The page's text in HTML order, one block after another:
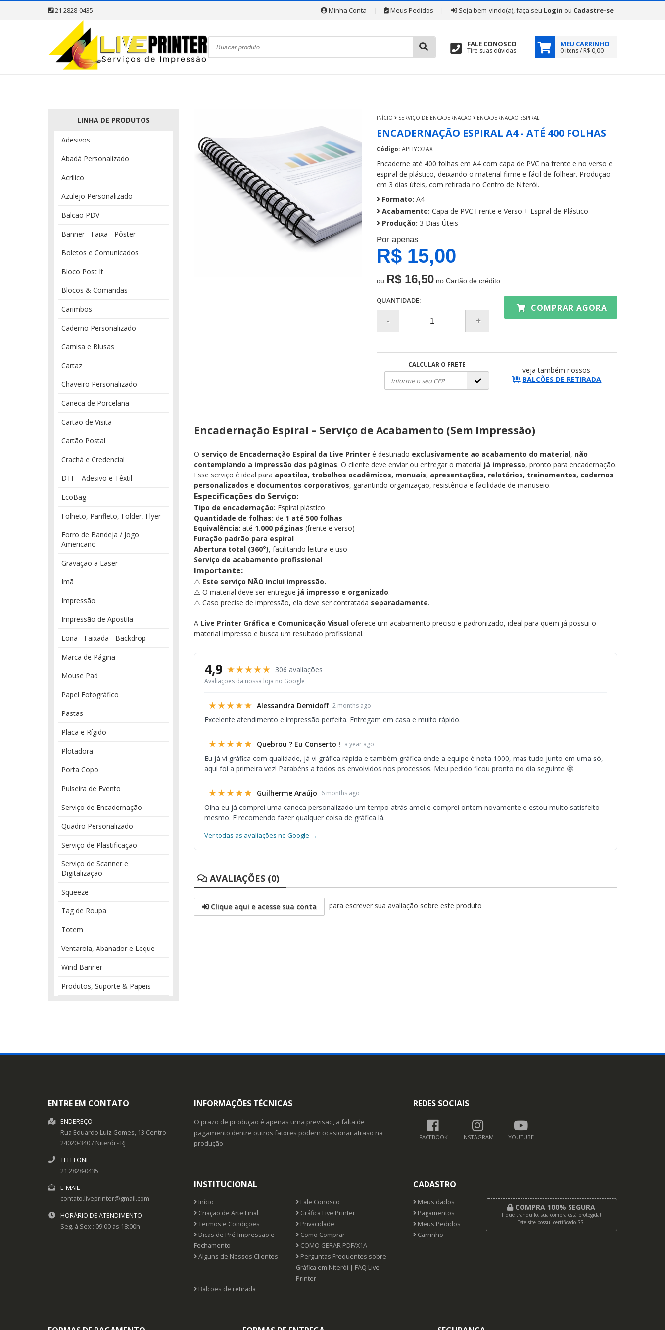
21 2828-0435 Minha Conta Meus Pedidos Seja bem-vindo(a), faça seu Login ou Cadastre-se
FALE CONOSCO
Tire suas dúvidas
MEU CARRINHO
0 itens / R$ 0,00
LINHA DE PRODUTOS
Adesivos
Abadá Personalizado
Acrílico
Azulejo Personalizado
Balcão PDV
Banner - Faixa - Pôster
Boletos e Comunicados
Bloco Post It
Blocos & Comandas
Carimbos
Caderno Personalizado
Camisa e Blusas
Cartaz
Chaveiro Personalizado
Caneca de Porcelana
Cartão de Visita
Cartão Postal
Crachá e Credencial
DTF - Adesivo e Têxtil
EcoBag
Folheto, Panfleto, Folder, Flyer
Forro de Bandeja / Jogo
Americano
Gravação a Laser
Imã
Impressão
Impressão de Apostila
Lona - Faixada - Backdrop
Marca de Página
Mouse Pad
Papel Fotográfico
Pastas
Placa e Rígido
Plotadora
Porta Copo
Pulseira de Evento
Serviço de Encadernação
Quadro Personalizado
Serviço de Plastificação
Serviço de Scanner e
Digitalização
Squeeze
Tag de Roupa
Totem
Ventarola, Abanador e Leque
Wind Banner
Produtos, Suporte & Papeis
INÍCIO SERVIÇO DE ENCADERNAÇÃO ENCADERNAÇÃO ESPIRAL
ENCADERNAÇÃO ESPIRAL A4 - ATÉ 400 FOLHAS
Código: APHYO2AX
Encaderne até 400 folhas em A4 com capa de PVC na frente e no verso e
espiral de plástico, deixando o material firme e fácil de folhear. Produção
em 3 dias úteis, com retirada no Centro de Niterói.
Formato: A4
Acabamento: Capa de PVC Frente e Verso + Espiral de Plástico
Produção: 3 Dias Úteis
Por apenas
R$ 15,00
ou R$ 16,50 no Cartão de crédito
QUANTIDADE:
COMPRAR AGORA
CALCULAR O FRETE
veja também nossos
BALCÕES DE RETIRADA
Encadernação Espiral – Serviço de Acabamento (Sem Impressão)
O serviço de Encadernação Espiral da Live Printer é destinado exclusivamente ao acabamento do material, não
contemplando a impressão das páginas. O cliente deve enviar ou entregar o material já impresso, pronto para encadernação.
Esse serviço é ideal para apostilas, trabalhos acadêmicos, manuais, apresentações, relatórios, treinamentos, cadernos
personalizados e documentos corporativos, garantindo organização, resistência e facilidade de manuseio.
Especificações do Serviço:
Tipo de encadernação: Espiral plástico
Quantidade de folhas: de 1 até 500 folhas
Equivalência: até 1.000 páginas (frente e verso)
Furação padrão para espiral
Abertura total (360°), facilitando leitura e uso
Serviço de acabamento profissional
Importante:
⚠️ Este serviço NÃO inclui impressão.
⚠️ O material deve ser entregue já impresso e organizado.
⚠️ Caso precise de impressão, ela deve ser contratada separadamente.
A Live Printer Gráfica e Comunicação Visual oferece um acabamento preciso e padronizado, ideal para quem já possui o
material impresso e busca um resultado profissional.
4,9 ★★★★★ 306 avaliações
Avaliações da nossa loja no Google
★★★★★ Alessandra Demidoff 2 months ago
Excelente atendimento e impressão perfeita. Entregam em casa e muito rápido.
★★★★★ Quebrou ? Eu Conserto ! a year ago
Eu já vi gráfica com qualidade, já vi gráfica rápida e também gráfica onde a equipe é nota 1000, mas tudo junto em uma só,
aqui foi a primeira vez! Parabéns a todos os envolvidos nos processos. Meu pedido ficou pronto no dia seguinte 🤩
★★★★★ Guilherme Araújo 6 months ago
Olha eu já comprei uma caneca personalizado um tempo atrás amei e comprei ontem novamente e estou muito satisfeito
mesmo. E recomendo fazer qualquer coisa de gráfica lá.
Ver todas as avaliações no Google →
AVALIAÇÕES (0)
Clique aqui e acesse sua conta para escrever sua avaliação sobre este produto
ENTRE EM CONTATO
ENDEREÇO
Rua Eduardo Luiz Gomes, 13 Centro
24020-340/ Niterói - RJ
TELEFONE
21 2828-0435
E-MAIL
contato.liveprinter@gmail.com
HORÁRIO DE ATENDIMENTO
Seg. à Sex.: 09:00 às 18:00h
INFORMAÇÕES TÉCNICAS
O prazo de produção é apenas uma previsão, a falta de
pagamento dentre outros fatores podem ocasionar atraso na
produção
REDES SOCIAIS
FACEBOOK INSTAGRAM YOUTUBE
INSTITUCIONAL
Início
Fale Conosco
Criação de Arte Final
Gráfica Live Printer
Termos e Condições
Privacidade
Dicas de Pré-Impressão e
Fechamento
Como Comprar
COMO GERAR PDF/X1A
Alguns de Nossos Clientes
Perguntas Frequentes sobre
Gráfica em Niterói | FAQ Live
Printer
Balcões de retirada
CADASTRO
Meus dados
Pagamentos
Meus Pedidos
Carrinho
COMPRA 100% SEGURA
Fique tranquilo, sua compra está protegida!
Este site possui certificado SSL